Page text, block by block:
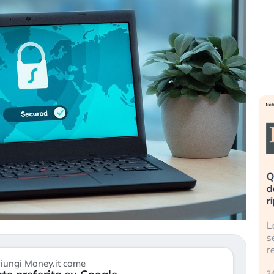
Money.it come
Investitori
lo scoppio
retail (…)
Quando la finanza pesa più
dell’economia reale. L’America sta
ripetendo gli errori del 2008?
sempre più sganciata dall’economia
reale. (…)